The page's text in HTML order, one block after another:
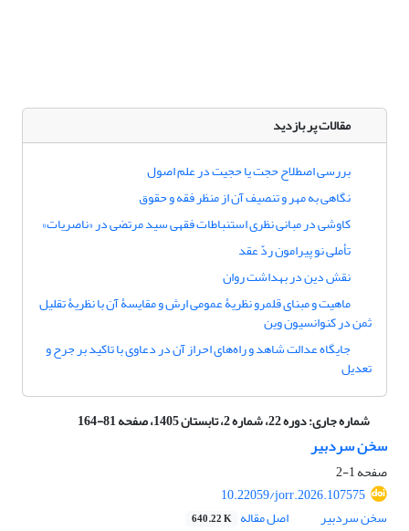
مقالات پر بازدید
‌بررسی اصطلاح حجت یا حجیت در علم اصول
نگاهی به مهر و تنصیف آن از منظر فقه و حقوق
کاوشی در مبانی نظری استنباطات فقهی سید مرتضی در «ناصریات»
تأملی نو پیرامون ردّ عقد
نقش دین در بهداشت روان
ماهیت و مبنای قلمرو نظریۀ عمومی ارش و مقایسۀ آن با نظریۀ تقلیل
ثمن در کنوانسیون وین
جایگاه عدالت شاهد و راه‌های احراز آن در دعاوی با تاکید بر جرح و
تعدیل
شماره جاری:دوره 22، شماره 2، تابستان 1405، صفحه 81-164
سخن سردبیر
صفحه1-2
10.22059/jorr.2026.107575
سخن سردبیر
اصل مقاله 640.22 K